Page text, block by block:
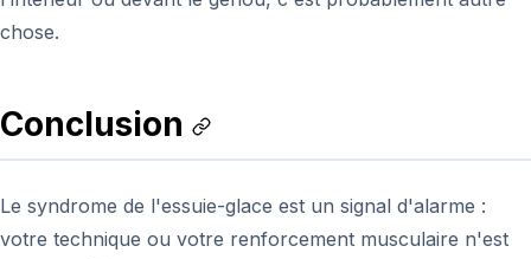
chose.
Conclusion
Le syndrome de l'essuie-glace est un signal d'alarme :
votre technique ou votre renforcement musculaire n'est